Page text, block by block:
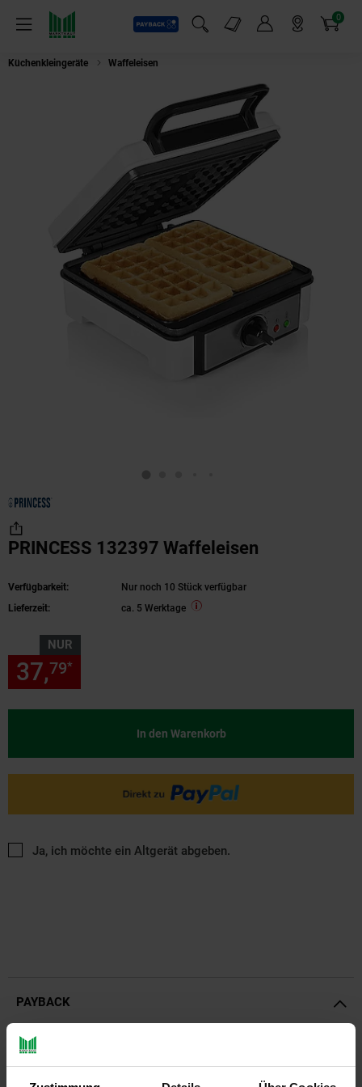
Menü
Payback
Suchfeld einblenden
Markt-Angebote 0
Artikel
Küchenkleingeräte Waffeleisen
PRINCESS 132397 Waffeleisen
Verfügbarkeit:
Nur noch 10 Stück verfügbar
Lieferzeit:
ca. 5 Werktage
NUR
37,79*
In den Warenkorb
Ja, ich möchte ein Altgerät abgeben.
PAYBACK
Payback Punkte